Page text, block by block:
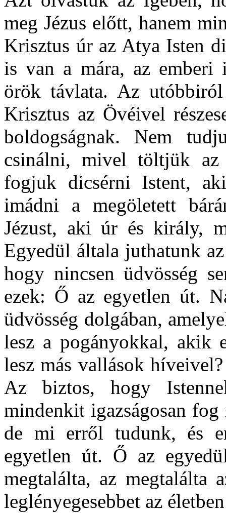
meg Jézus előtt, hanem
Krisztus úr az Atya Isten
is van a mára, az emberi
örök távlata. Az
Krisztus az Övéivel
boldogságnak. Nem
csinálni, mivel töltjük
fogjuk dicsérni Istent,
imádni a megöletett
Jézust, aki úr és király,
Egyedül általa juthatunk
hogy nincsen üdvösség
ezek: Ő az egyetlen út.
üdvösség dolgában,
lesz a pogányokkal, akik
lesz más vallások
Az biztos, hogy
mindenkit igazságosan
de mi erről tudunk, és
egyetlen út. Ő az
megtalálta, az megtalálta
leglényegesebbet az